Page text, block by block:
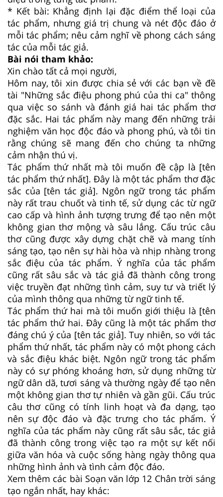
* Kết bài: Khẳng định lại đặc điểm thể loại của
tác phẩm, nhưng giá trị chung và nét độc đáo ở
mỗi tác phẩm; nêu cảm nghĩ về phong cách sáng
tác của mỗi tác giả.
Bài nói tham khảo:
Xin chào tất cả mọi người,
Hôm nay, tôi xin được chia sẻ với các bạn về đề
tài "Những sắc điệu phong phú của thi ca" thông
qua việc so sánh và đánh giá hai tác phẩm thơ
đặc sắc. Hai tác phẩm này mang đến những trải
nghiệm văn học độc đáo và phong phú, và tôi tin
rằng chúng sẽ mang đến cho chúng ta những
cảm nhận thú vị.
Tác phẩm thứ nhất mà tôi muốn đề cập là [tên
tác phẩm thứ nhất]. Đây là một tác phẩm thơ đặc
sắc của [tên tác giả]. Ngôn ngữ trong tác phẩm
này rất trau chuốt và tinh tế, sử dụng các từ ngữ
cao cấp và hình ảnh tượng trưng để tạo nên một
không gian thơ mộng và sâu lắng. Cấu trúc câu
thơ cũng được xây dựng chặt chẽ và mang tính
sáng tạo, tạo nên sự hài hòa và nhịp nhàng trong
sắc điệu của tác phẩm. Ý nghĩa của tác phẩm
cũng rất sâu sắc và tác giả đã thành công trong
việc truyền đạt những tình cảm, suy tư và triết lý
của mình thông qua những từ ngữ tinh tế.
Tác phẩm thứ hai mà tôi muốn giới thiệu là [tên
tác phẩm thứ hai. Đây cũng là một tác phẩm thơ
đáng chú ý của [tên tác giả]. Tuy nhiên, so với tác
phẩm thứ nhất, tác phẩm này có một phong cách
và sắc điệu khác biệt. Ngôn ngữ trong tác phẩm
này có sự phóng khoáng hơn, sử dụng những từ
ngữ dân dã, tươi sáng và thường ngày để tạo nên
một không gian thơ tự nhiên và gần gũi. Cấu trúc
câu thơ cũng có tính linh hoạt và đa dạng, tạo
nên sự độc đáo và đặc trưng cho tác phẩm. Ý
nghĩa của tác phẩm này cũng rất sâu sắc, tác giả
đã thành công trong việc tạo ra một sự kết nối
giữa văn hóa và cuộc sống hàng ngày thông qua
những hình ảnh và tình cảm độc đáo.
Xem thêm các bài Soạn văn lớp 12 Chân trời sáng
tạo ngắn nhất, hay khác: